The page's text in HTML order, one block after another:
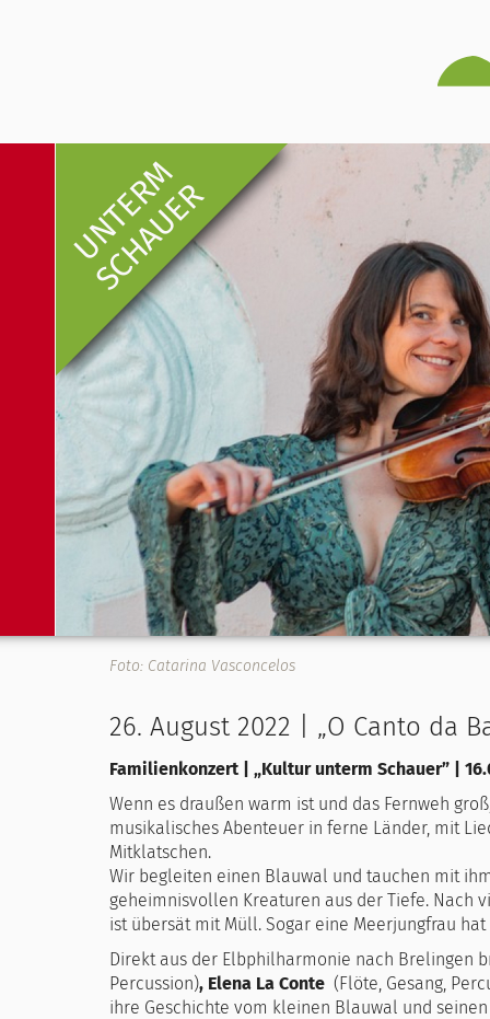
UNTERM
SCHAUER
Foto: Catarina Vasconcelos
26. August 2022 | „O Canto da
Familienkonzert | „Kultur unterm Schauer” |
Wenn es draußen warm ist und das Fernweh
musikalisches Abenteuer in ferne Länder, mit
Mitklatschen.
Wir begleiten einen Blauwal und tauchen mit
geheimnisvollen Kreaturen aus der Tiefe. Nach
ist übersät mit Müll. Sogar eine Meerjungfrau
Direkt aus der Elbphilharmonie nach Brelingen
Percussion), Elena La Conte (Flöte, Gesang,
ihre Geschichte vom kleinen Blauwal und